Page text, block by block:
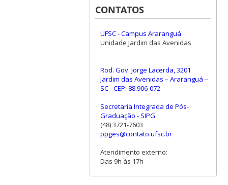
CONTATOS
UFSC - Campus Araranguá
Unidade Jardim das Avenidas
Rod. Gov. Jorge Lacerda, 3201
Jardim das Avenidas – Araranguá –
SC - CEP: 88.906-072
Secretaria Integrada de Pós-
Graduação - SIPG
(48) 3721-7603
ppges@contato.ufsc.br
Atendimento externo:
Das 9h às 17h